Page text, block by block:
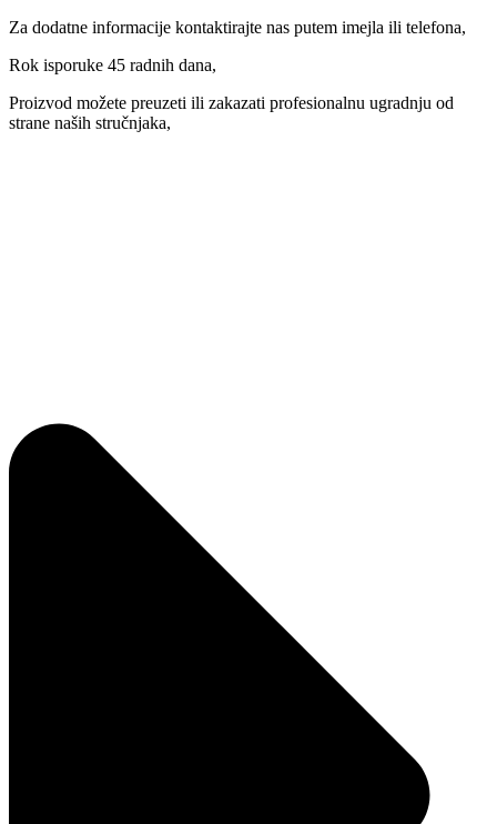
Za dodatne informacije kontaktirajte nas putem imejla ili telefona,
Rok isporuke 45 radnih dana,
Proizvod možete preuzeti ili zakazati profesionalnu ugradnju od
strane naših stručnjaka,